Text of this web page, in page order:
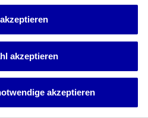
akzeptieren
akzeptieren
Flyern bestimmter Listen keine
Verstoßes gegen § 20 Abs.
nicht zu beanstanden.
dafür, dass die Handlungen
flankiert oder auch nur
weder die Antragsteller